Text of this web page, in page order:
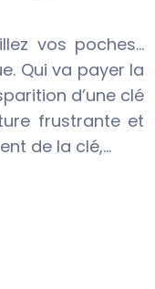
vos poches…
Qui va payer la
d’une clé
frustrante et
de la clé,…